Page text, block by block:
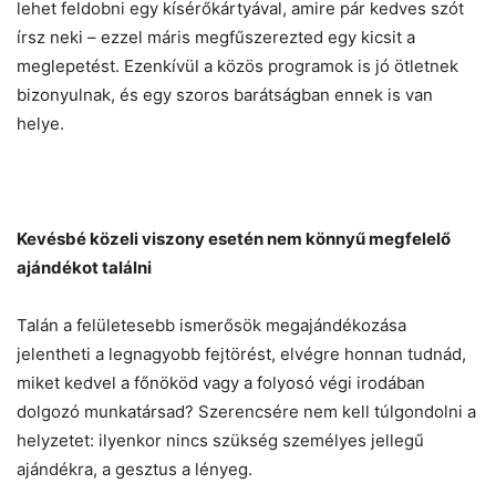
lehet feldobni egy kísérőkártyával, amire pár kedves szót
írsz neki – ezzel máris megfűszerezted egy kicsit a
meglepetést. Ezenkívül a közös programok is jó ötletnek
bizonyulnak, és egy szoros barátságban ennek is van
helye.
Kevésbé közeli viszony esetén nem könnyű megfelelő
ajándékot találni
Talán a felületesebb ismerősök megajándékozása
jelentheti a legnagyobb fejtörést, elvégre honnan tudnád,
miket kedvel a főnököd vagy a folyosó végi irodában
dolgozó munkatársad? Szerencsére nem kell túlgondolni a
helyzetet: ilyenkor nincs szükség személyes jellegű
ajándékra, a gesztus a lényeg.